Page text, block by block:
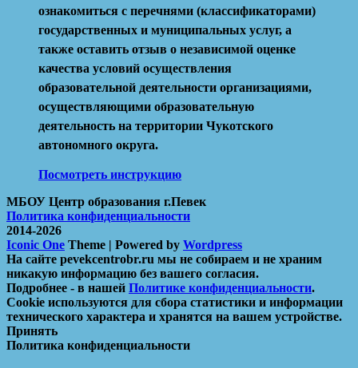
ознакомиться с перечнями (классификаторами)
государственных и муниципальных услуг, а
также оставить отзыв о независимой оценке
качества условий осуществления
образовательной деятельности организациями,
осуществляющими образовательную
деятельность на территории Чукотского
автономного округа.
Посмотреть инструкцию
МБОУ Центр образования г.Певек
Политика конфиденциальности
2014-2026
Iconic One Theme | Powered by Wordpress
На сайте pevekcentrobr.ru мы не собираем и не храним
никакую информацию без вашего согласия.
Подробнее - в нашей Политике конфиденциальности.
Cookie используются для сбора статистики и информации
технического характера и хранятся на вашем устройстве.
Принять
Политика конфиденциальности